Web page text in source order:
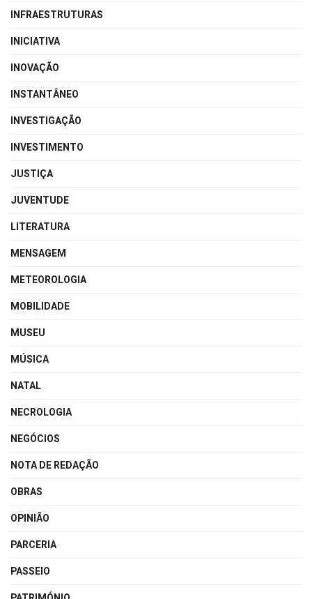
INFRAESTRUTURAS
INICIATIVA
INOVAÇÃO
INSTANTÂNEO
INVESTIGAÇÃO
INVESTIMENTO
JUSTIÇA
JUVENTUDE
LITERATURA
MENSAGEM
METEOROLOGIA
MOBILIDADE
MUSEU
MÚSICA
NATAL
NECROLOGIA
NEGÓCIOS
NOTA DE REDAÇÃO
OBRAS
OPINIÃO
PARCERIA
PASSEIO